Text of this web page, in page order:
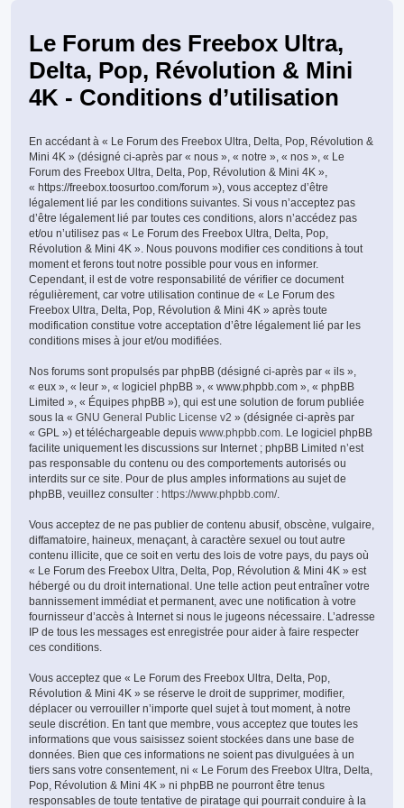
Le Forum des Freebox Ultra,
Delta, Pop, Révolution & Mini
4K - Conditions d’utilisation
En accédant à « Le Forum des Freebox Ultra, Delta, Pop, Révolution &
Mini 4K » (désigné ci-après par « nous », « notre », « nos », « Le
Forum des Freebox Ultra, Delta, Pop, Révolution & Mini 4K »,
« https://freebox.toosurtoo.com/forum »), vous acceptez d’être
légalement lié par les conditions suivantes. Si vous n’acceptez pas
d’être légalement lié par toutes ces conditions, alors n’accédez pas
et/ou n’utilisez pas « Le Forum des Freebox Ultra, Delta, Pop,
Révolution & Mini 4K ». Nous pouvons modifier ces conditions à tout
moment et ferons tout notre possible pour vous en informer.
Cependant, il est de votre responsabilité de vérifier ce document
régulièrement, car votre utilisation continue de « Le Forum des
Freebox Ultra, Delta, Pop, Révolution & Mini 4K » après toute
modification constitue votre acceptation d’être légalement lié par les
conditions mises à jour et/ou modifiées.
Nos forums sont propulsés par phpBB (désigné ci-après par « ils »,
« eux », « leur », « logiciel phpBB », « www.phpbb.com », « phpBB
Limited », « Équipes phpBB »), qui est une solution de forum publiée
sous la « GNU General Public License v2 » (désignée ci-après par
« GPL ») et téléchargeable depuis www.phpbb.com. Le logiciel phpBB
facilite uniquement les discussions sur Internet ; phpBB Limited n’est
pas responsable du contenu ou des comportements autorisés ou
interdits sur ce site. Pour de plus amples informations au sujet de
phpBB, veuillez consulter : https://www.phpbb.com/.
Vous acceptez de ne pas publier de contenu abusif, obscène, vulgaire,
diffamatoire, haineux, menaçant, à caractère sexuel ou tout autre
contenu illicite, que ce soit en vertu des lois de votre pays, du pays où
« Le Forum des Freebox Ultra, Delta, Pop, Révolution & Mini 4K » est
hébergé ou du droit international. Une telle action peut entraîner votre
bannissement immédiat et permanent, avec une notification à votre
fournisseur d’accès à Internet si nous le jugeons nécessaire. L’adresse
IP de tous les messages est enregistrée pour aider à faire respecter
ces conditions.
Vous acceptez que « Le Forum des Freebox Ultra, Delta, Pop,
Révolution & Mini 4K » se réserve le droit de supprimer, modifier,
déplacer ou verrouiller n’importe quel sujet à tout moment, à notre
seule discrétion. En tant que membre, vous acceptez que toutes les
informations que vous saisissez soient stockées dans une base de
données. Bien que ces informations ne soient pas divulguées à un
tiers sans votre consentement, ni « Le Forum des Freebox Ultra, Delta,
Pop, Révolution & Mini 4K » ni phpBB ne pourront être tenus
responsables de toute tentative de piratage qui pourrait conduire à la